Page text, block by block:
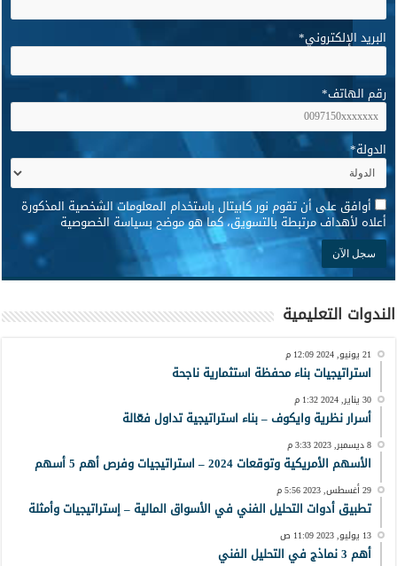
البريد الإلكتروني*
رقم الهاتف*
الدولة*
* أوافق على أن تقوم نور كابيتال باستخدام المعلومات الشخصية المذكورة
أعلاه لأهداف مرتبطة بالتسويق، كما هو موضح بسياسة الخصوصية
الندوات التعليمية
21 يونيو, 2024 12:09 م
استراتيجيات بناء محفظة استثمارية ناجحة
30 يناير, 2024 1:32 م
أسرار نظرية وايكوف – بناء استراتيجية تداول فعّالة
8 ديسمبر, 2023 3:33 م
الأسهم الأمريكية وتوقعات 2024 – استراتيجيات وفرص أهم 5 أسهم
29 أغسطس, 2023 5:56 م
تطبيق أدوات التحليل الفني في الأسواق المالية – إستراتيجيات وأمثلة
13 يوليو, 2023 11:09 ص
أهم 3 نماذج في التحليل الفني